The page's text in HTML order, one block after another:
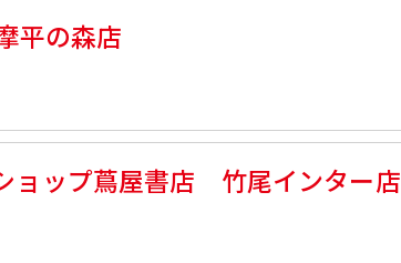
平の森店
ョップ蔦屋書店 竹尾インター店